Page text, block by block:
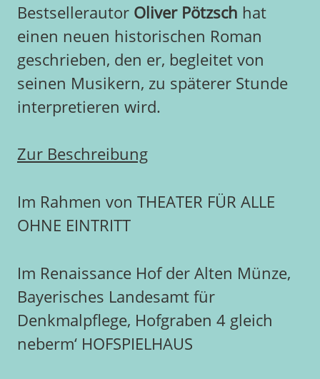
Bestsellerautor Oliver Pötzsch hat
einen neuen historischen Roman
geschrieben, den er, begleitet von
seinen Musikern, zu späterer Stunde
interpretieren wird.
Zur Beschreibung
Im Rahmen von THEATER FÜR ALLE
OHNE EINTRITT
Im Renaissance Hof der Alten Münze,
Bayerisches Landesamt für
Denkmalpflege, Hofgraben 4 gleich
neberm‘ HOFSPIELHAUS